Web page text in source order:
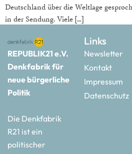
Deutschland über die Weltlage
in der Sendung. Viele […]
REPUBLIK21 e.V.
Denkfabrik für
neue bürgerliche
Politik
Die Denkfabrik
R21 ist ein
politischer
Links
Newsletter
Kontakt
Impressum
Datenschutz